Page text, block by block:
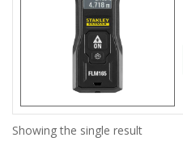
Showing the single result